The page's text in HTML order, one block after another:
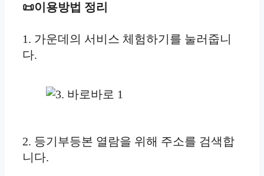
📜이용방법 정리
1. 가운데의 서비스 체험하기를 눌러줍니
다.
2. 등기부등본 열람을 위해 주소를 검색합
니다.